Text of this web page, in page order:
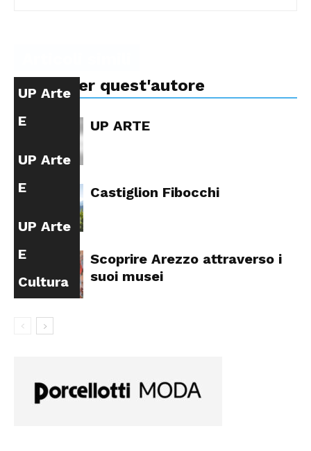
Altro per quest'autore
UP Arte
E
UP ARTE
UP Arte
E
Castiglion Fibocchi
UP Arte
E
Cultura
Scoprire Arezzo attraverso i
suoi musei